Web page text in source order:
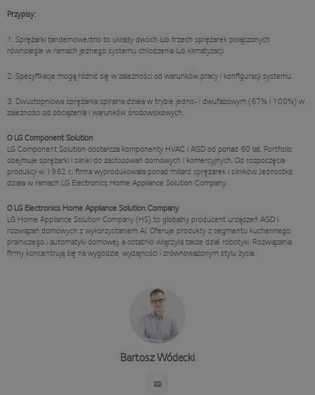
Przypisy:
1. Sprężarki tandemowe/trio to układy dwóch lub trzech sprężarek połączonych
równolegle w ramach jednego systemu chłodzenia lub klimatyzacji.
2. Specyfikacje mogą różnić się w zależności od warunków pracy i konfiguracji systemu.
3. Dwustopniowa sprężarka spiralna działa w trybie jedno- i dwufazowym (67% i 100%) w
zależności od obciążenia i warunków środowiskowych.
O LG Component Solution
LG Component Solution dostarcza komponenty HVAC i AGD od ponad 60 lat. Portfolio
obejmuje sprężarki i silniki do zastosowań domowych i komercyjnych. Od rozpoczęcia
produkcji w 1962 r., firma wyprodukowała ponad miliard sprężarek i silników. Jednostka
działa w ramach LG Electronics Home Appliance Solution Company.
O LG Electronics Home Appliance Solution Company
LG Home Appliance Solution Company (HS) to globalny producent urządzeń AGD i
rozwiązań domowych z wykorzystaniem AI. Oferuje produkty z segmentu kuchennego,
pralniczego i automatyki domowej, a ostatnio włączyła także dział robotyki. Rozwiązania
firmy koncentrują się na wygodzie, wydajności i zrównoważonym stylu życia.
Bartosz Wódecki